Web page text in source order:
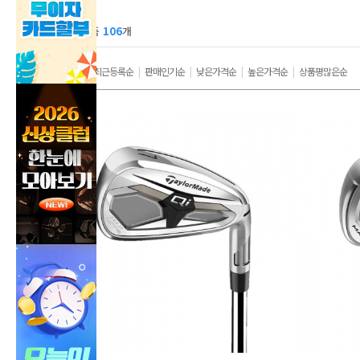
전체 상품 106개
인기순|최근등록순| 판매인기순| 낮은가격순| 높은가격순| 상품평많은순